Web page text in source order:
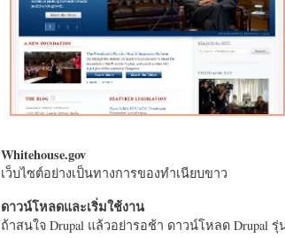
Whitehouse.gov
เว็บไซต์อย่างเป็นทางการของทำเนียบขาว
ดาวน์โหลดและเริ่มใช้งาน
ถ้าสนใจ Drupal แล้วอย่ารอช้า ดาวน์โหลด Drupal